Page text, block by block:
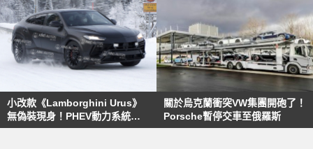
小改款《Lamborghini Urus》
無偽裝現身！PHEV動力系統輸
出有望突破800匹大關
關於烏克蘭衝突VW集團開砲了！
Porsche暫停交車至俄羅斯